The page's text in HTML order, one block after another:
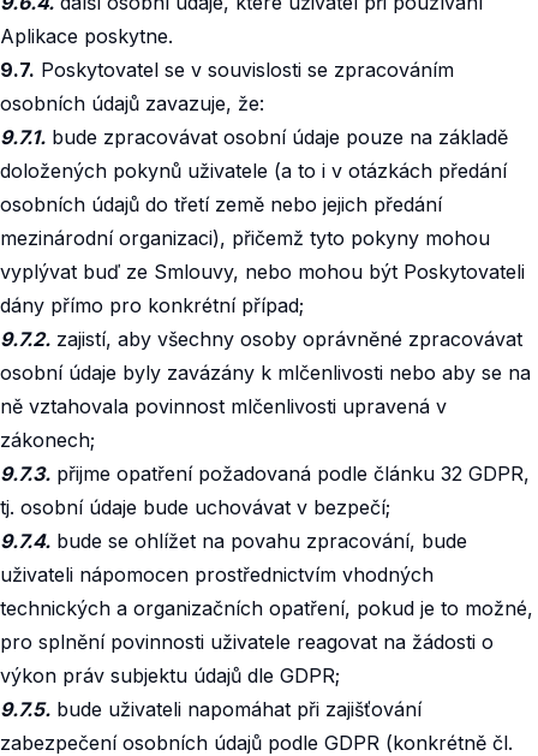
Aplikace poskytne.
9.7. Poskytovatel se v souvislosti se zpracováním
osobních údajů zavazuje, že:
9.7.1. bude zpracovávat osobní údaje pouze na základě
doložených pokynů uživatele (a to i v otázkách předání
osobních údajů do třetí země nebo jejich předání
mezinárodní organizaci), přičemž tyto pokyny mohou
vyplývat buď ze Smlouvy, nebo mohou být Poskytovateli
dány přímo pro konkrétní případ;
9.7.2. zajistí, aby všechny osoby oprávněné zpracovávat
osobní údaje byly zavázány k mlčenlivosti nebo aby se na
ně vztahovala povinnost mlčenlivosti upravená v
zákonech;
9.7.3. přijme opatření požadovaná podle článku 32 GDPR,
tj. osobní údaje bude uchovávat v bezpečí;
9.7.4. bude se ohlížet na povahu zpracování, bude
uživateli nápomocen prostřednictvím vhodných
technických a organizačních opatření, pokud je to možné,
pro splnění povinnosti uživatele reagovat na žádosti o
výkon práv subjektu údajů dle GDPR;
9.7.5. bude uživateli napomáhat při zajišťování
zabezpečení osobních údajů podle GDPR (konkrétně čl.